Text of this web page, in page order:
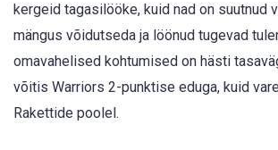
kergeid tagasilööke, kuid nad on suutnud
mängus võidutseda ja löönud tugevad
omavahelised kohtumised on hästi
võitis Warriors 2-punktise eduga, kuid
Rakettide poolel.